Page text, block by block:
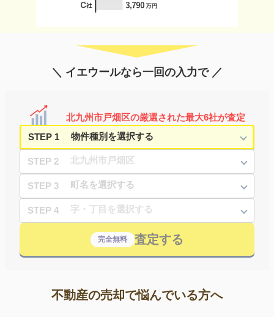
＼ イエウールなら一回の入力で ／
北九州市戸畑区の厳選された最大6社が査定
STEP 1
STEP 2
STEP 3
STEP 4
完全無料 査定する
不動産の売却で悩んでいる方へ